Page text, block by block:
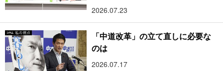
2026.07.23
「中道改革」の立て直しに必要な
のは
2026.07.17